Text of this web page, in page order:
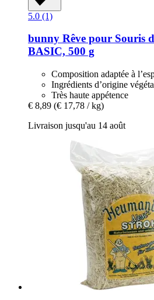
5.0 (1)
bunny Rêve pour Souris
BASIC, 500 g
Composition adaptée à
Ingrédients d’origine
Très haute appétence
€ 8,89 (€ 17,78 / kg)
Livraison jusqu'au 14 août